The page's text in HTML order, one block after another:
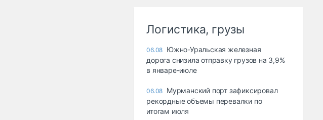
Логистика, грузы
06.08 Южно-Уральская железная
дорога снизила отправку грузов на 3,9%
в январе-июле
06.08 Мурманский порт зафиксировал
рекордные объемы перевалки по
итогам июля